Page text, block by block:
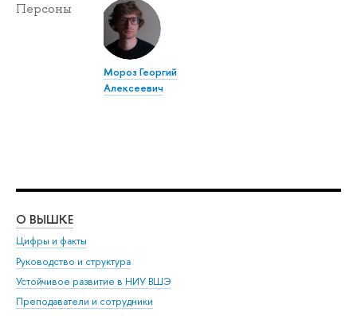
Персоны
Мороз Георгий
Алексеевич
О ВЫШКЕ
Цифры и факты
Руководство и структура
Устойчивое развитие в НИУ ВШЭ
Преподаватели и сотрудники